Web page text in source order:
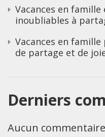
Vacances en famille
inoubliables à
Vacances en
de partage et de
Derniers
Aucun